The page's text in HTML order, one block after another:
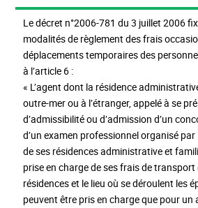
Le décret n°2006-781 du 3 juillet 2006
modalités de règlement des frais
déplacements temporaires des
à l’article 6 :
« L’agent dont la résidence
outre-mer ou à l’étranger, appelé à se
d’admissibilité ou d’admission d’un
d’un examen professionnel organisé
de ses résidences administrative et
prise en charge de ses frais de transport
résidences et le lieu où se déroulent les
peuvent être pris en charge que pour un